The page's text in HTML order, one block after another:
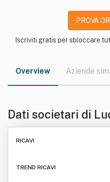
PROVA
Iscriviti gratis per sbloccare
Overview Aziende
Dati societari di
RICAVI
TREND RICAVI